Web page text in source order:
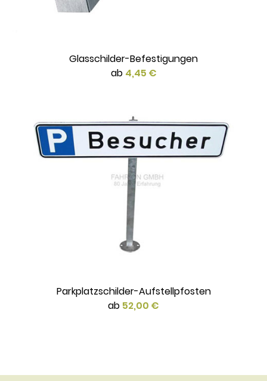
Glasschilder-Befestigungen
ab 4,45 €
Parkplatzschilder-Aufstellpfosten
ab 52,00 €